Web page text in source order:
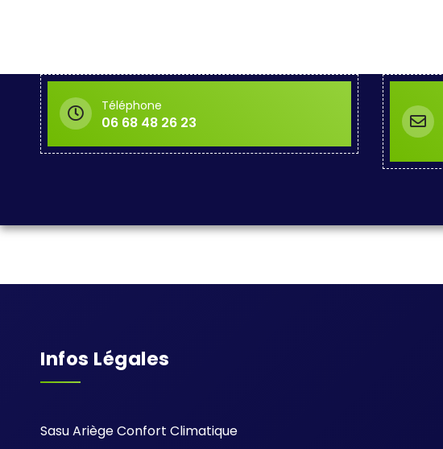
Téléphone
06 68 48 26 23
Infos Légales
Sasu Ariège Confort Climatique